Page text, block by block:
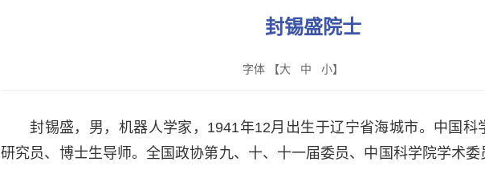
封锡盛院士
字体 【大 中 小】
封锡盛，男，机器人学家，1941年12月出生于辽宁省海城市。中国科
研究员、博士生导师。全国政协第九、十、十一届委员、中国科学院学术委